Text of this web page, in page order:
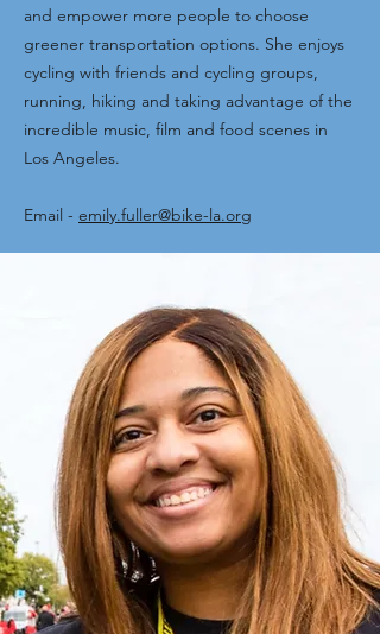
and empower more people to choose
greener transportation options. She enjoys
cycling with friends and cycling groups,
running, hiking and taking advantage of the
incredible music, film and food scenes in
Los Angeles.
Email - emily.fuller@bike-la.org